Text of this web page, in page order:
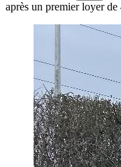
après un premier loyer de